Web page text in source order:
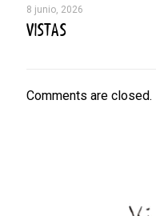
8 junio, 2026
VISTAS
Comments are closed.